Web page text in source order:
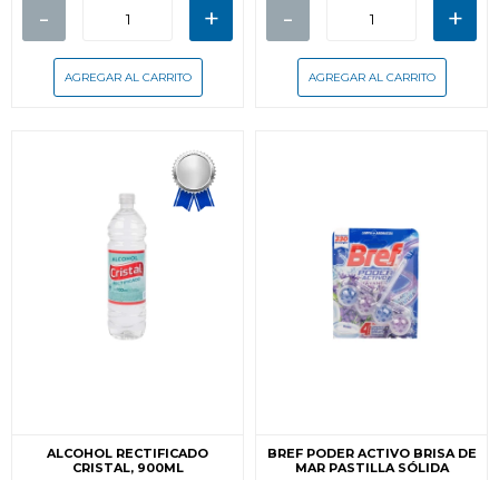
- + - +
ALCOHOL RECTIFICADO
CRISTAL, 900ML
BREF PODER ACTIVO BRISA DE
MAR PASTILLA SÓLIDA